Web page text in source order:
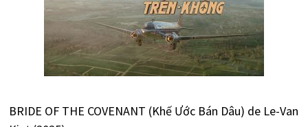
BRIDE OF THE COVENANT (Khế Ước Bán Dâu) de Le-Van